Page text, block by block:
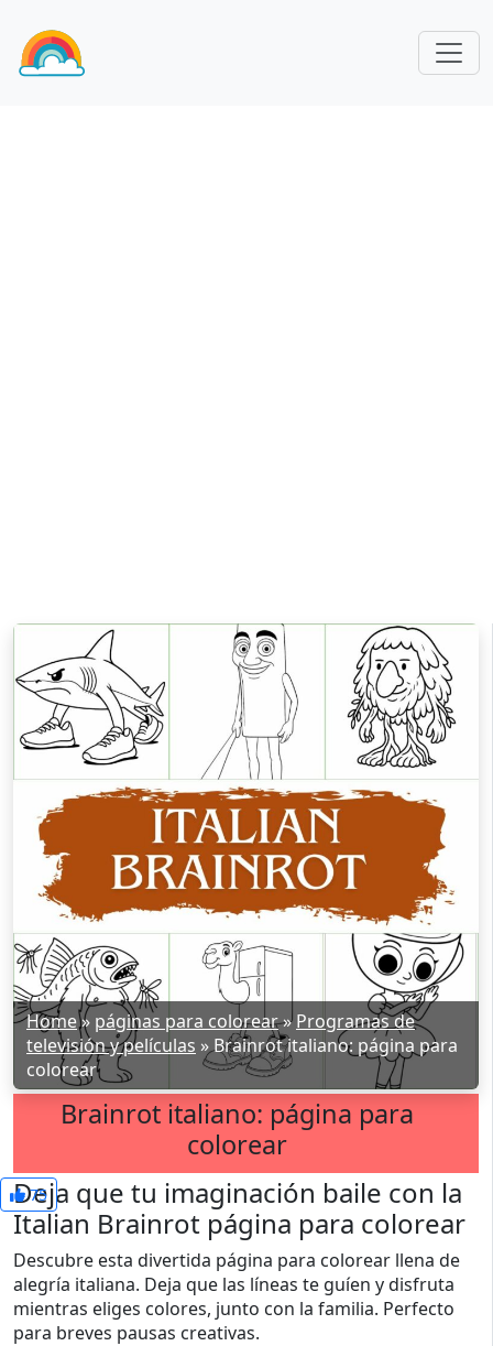
Home» páginas para colorear»Programas de
televisión y películas »Brainrot italiano: página para
colorear
Brainrot italiano: página para
colorear
75
Deja que tu imaginación baile con la
Italian Brainrot página para colorear
Descubre esta divertida página para colorear llena de
alegría italiana. Deja que las líneas te guíen y disfruta
mientras eliges colores, junto con la familia. Perfecto
para breves pausas creativas.